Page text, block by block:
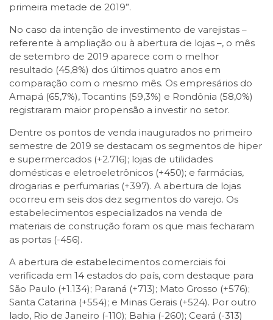
primeira metade de 2019”.
No caso da intenção de investimento de varejistas –
referente à ampliação ou à abertura de lojas –, o mês
de setembro de 2019 aparece com o melhor
resultado (45,8%) dos últimos quatro anos em
comparação com o mesmo mês. Os empresários do
Amapá (65,7%), Tocantins (59,3%) e Rondônia (58,0%)
registraram maior propensão a investir no setor.
Dentre os pontos de venda inaugurados no primeiro
semestre de 2019 se destacam os segmentos de hiper
e supermercados (+2.716); lojas de utilidades
domésticas e eletroeletrônicos (+450); e farmácias,
drogarias e perfumarias (+397). A abertura de lojas
ocorreu em seis dos dez segmentos do varejo. Os
estabelecimentos especializados na venda de
materiais de construção foram os que mais fecharam
as portas (-456).
A abertura de estabelecimentos comerciais foi
verificada em 14 estados do país, com destaque para
São Paulo (+1.134); Paraná (+713); Mato Grosso (+576);
Santa Catarina (+554); e Minas Gerais (+524). Por outro
lado, Rio de Janeiro (-110); Bahia (-260); Ceará (-313)